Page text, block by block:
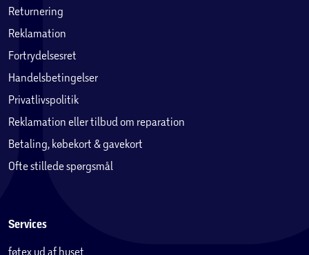
Returnering
Reklamation
Fortrydelsesret
Handelsbetingelser
Privatlivspolitik
Reklamation eller tilbud om reparation
Betaling, købekort & gavekort
Ofte stillede spørgsmål
Services
føtex ud af huset